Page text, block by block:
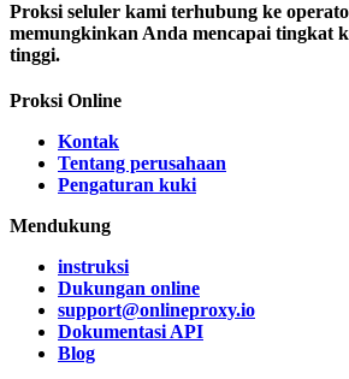
Proksi seluler kami terhubung ke
memungkinkan Anda mencapai tingkat
tinggi.
Proksi Online
Kontak
Tentang perusahaan
Pengaturan kuki
Mendukung
instruksi
Dukungan online
support@onlineproxy.io
Dokumentasi API
Blog